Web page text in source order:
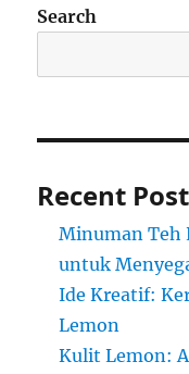
Search
Recent
Minuman Teh
untuk
Ide Kreatif:
Lemon
Kulit Lemon: